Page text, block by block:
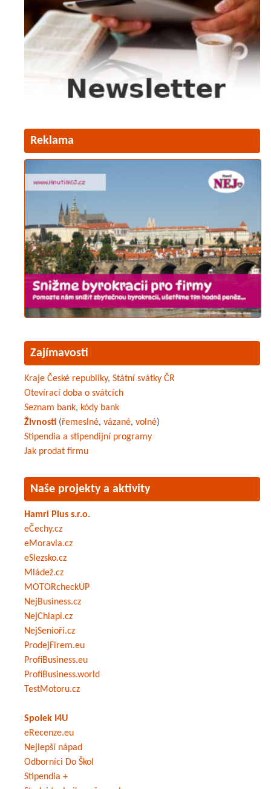
Reklama
Zajímavosti
Kraje České republiky, Státní svátky ČR
Otevírací doba o svátcích
Seznam bank, kódy bank
Živnosti (řemeslné, vázané, volné)
Stipendia a stipendijní programy
Jak prodat firmu
Naše projekty a aktivity
Hamri Plus s.r.o.
eČechy.cz
eMoravia.cz
eSlezsko.cz
Mládež.cz
MOTORcheckUP
NejBusiness.cz
NejChlapi.cz
NejSenioři.cz
ProdejFirem.eu
ProfiBusiness.eu
ProfiBusiness.world
TestMotoru.cz
Spolek I4U
eRecenze.eu
Nejlepší nápad
Odborníci Do Škol
Stipendia +